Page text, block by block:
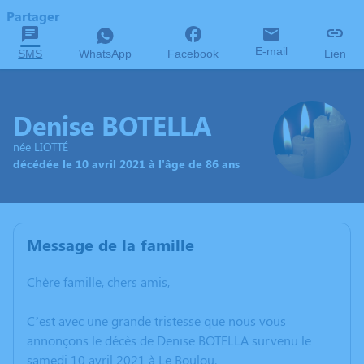
Partager
SMS WhatsApp Facebook E-mail Lien
Denise BOTELLA
née LIOTTÉ
décédée le 10 avril 2021 à l'âge de 86 ans
Message de la famille
Chère famille, chers amis,
C’est avec une grande tristesse que nous vous
annonçons le décès de Denise BOTELLA survenu le
samedi 10 avril 2021 à Le Boulou.